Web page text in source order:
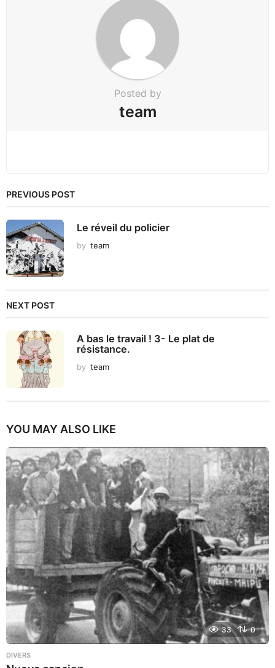
Posted by
team
PREVIOUS POST
Le réveil du policier
by team
NEXT POST
A bas le travail ! 3- Le plat de
résistance.
by team
YOU MAY ALSO LIKE
33 0
DIVERS